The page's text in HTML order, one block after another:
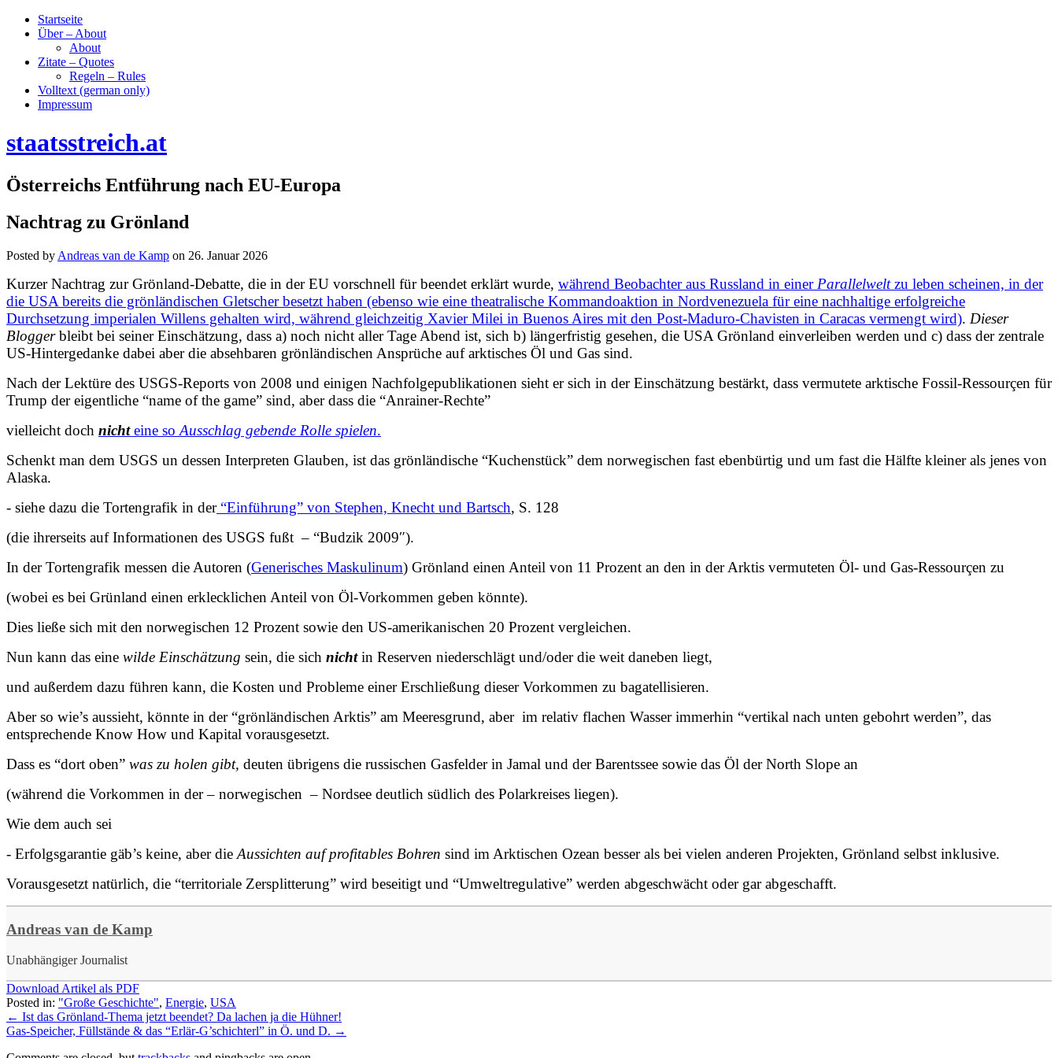
Startseite
Über – About
About
Zitate – Quotes
Regeln – Rules
Volltext (german only)
Impressum
staatsstreich.at
Österreichs Entführung nach EU-Europa
Nachtrag zu Grönland
Posted by Andreas van de Kamp on 26. Januar 2026
Kurzer Nachtrag zur Grönland-Debatte, die in der EU vorschnell für beendet erklärt wurde, während Beobachter aus Russland in einer Parallelweltzu leben scheinen, in der
die USA bereits die grönländischen Gletscher besetzt haben (ebenso wie eine theatralische Kommandoaktion in Nordvenezuela für eine nachhaltige erfolgreiche
Durchsetzung imperialen Willens gehalten wird, während gleichzeitig Xavier Milei in Buenos Aires mit den Post-Maduro-Chavisten in Caracas vermengt wird). Dieser
Bloggerbleibt bei seiner Einschätzung, dass a) noch nicht aller Tage Abend ist, sich b) längerfristig gesehen, die USA Grönland einverleiben werden und c) dass der zentrale
US-Hintergedanke dabei aber die absehbaren grönländischen Ansprüche auf arktisches Öl und Gas sind.
Nach der Lektüre des USGS-Reports von 2008 und einigen Nachfolgepublikationen sieht er sich in der Einschätzung bestärkt, dass vermutete arktische Fossil-Ressourçen für
Trump der eigentliche “name of the game” sind, aber dass die “Anrainer-Rechte”
vielleicht doch nicht eine so Ausschlag gebende Rolle spielen.
Schenkt man dem USGS un dessen Interpreten Glauben, ist das grönländische “Kuchenstück” dem norwegischen fast ebenbürtig und um fast die Hälfte kleiner als jenes von
Alaska.
- siehe dazu die Tortengrafik in der“Einführung” von Stephen, Knecht und Bartsch, S. 128
(die ihrerseits auf Informationen des USGS fußt – “Budzik 2009″).
In der Tortengrafik messen die Autoren (Generisches Maskulinum) Grönland einen Anteil von 11 Prozent an den in der Arktis vermuteten Öl- und Gas-Ressourçen zu
(wobei es bei Grünland einen erklecklichen Anteil von Öl-Vorkommen geben könnte).
Dies ließe sich mit den norwegischen 12 Prozent sowie den US-amerikanischen 20 Prozent vergleichen.
Nun kann das eine wilde Einschätzung sein, die sich nicht in Reserven niederschlägt und/oder die weit daneben liegt,
und außerdem dazu führen kann, die Kosten und Probleme einer Erschließung dieser Vorkommen zu bagatellisieren.
Aber so wie’s aussieht, könnte in der “grönländischen Arktis” am Meeresgrund, aber im relativ flachen Wasser immerhin “vertikal nach unten gebohrt werden”, das
entsprechende Know How und Kapital vorausgesetzt.
Dass es “dort oben” was zu holen gibt, deuten übrigens die russischen Gasfelder in Jamal und der Barentssee sowie das Öl der North Slope an
(während die Vorkommen in der – norwegischen – Nordsee deutlich südlich des Polarkreises liegen).
Wie dem auch sei
- Erfolgsgarantie gäb’s keine, aber die Aussichten auf profitables Bohren sind im Arktischen Ozean besser als bei vielen anderen Projekten, Grönland selbst inklusive.
Vorausgesetzt natürlich, die “territoriale Zersplitterung” wird beseitigt und “Umweltregulative” werden abgeschwächt oder gar abgeschafft.
Andreas van de Kamp
Unabhängiger Journalist
Download Artikel als PDF
Posted in: "Große Geschichte", Energie, USA
← Ist das Grönland-Thema jetzt beendet? Da lachen ja die Hühner!
Gas-Speicher, Füllstände & das “Erlär-G’schichterl” in Ö. und D. →